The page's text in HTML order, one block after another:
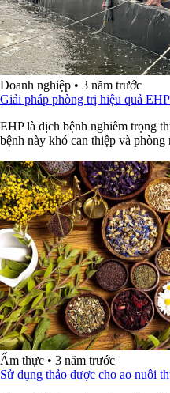
Doanh nghiệp • 3 năm trước
Giải pháp phòng trị hiệu quả
EHP là dịch bệnh nghiêm trọng
bệnh này khó can thiệp và phòng
Ẩm thực • 3 năm trước
Sử dụng thảo dược cho ao nuôi